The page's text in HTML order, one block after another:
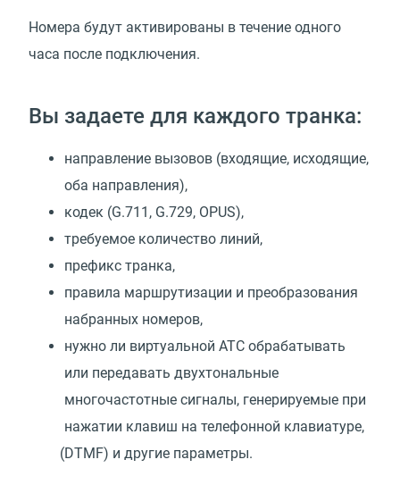
Номера будут активированы в течение одного
часа после подключения.
Вы задаете для каждого транка:
направление вызовов (входящие, исходящие,
оба направления),
кодек (G.711, G.729, OPUS),
требуемое количество линий,
префикс транка,
правила маршрутизации и преобразования
набранных номеров,
нужно ли виртуальной АТС обрабатывать
или передавать двухтональные
многочастотные сигналы, генерируемые при
нажатии клавиш на телефонной клавиатуре,
(DTMF) и другие параметры.